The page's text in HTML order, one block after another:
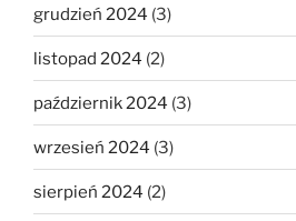
grudzień 2024 (3)
listopad 2024 (2)
październik 2024 (3)
wrzesień 2024 (3)
sierpień 2024 (2)